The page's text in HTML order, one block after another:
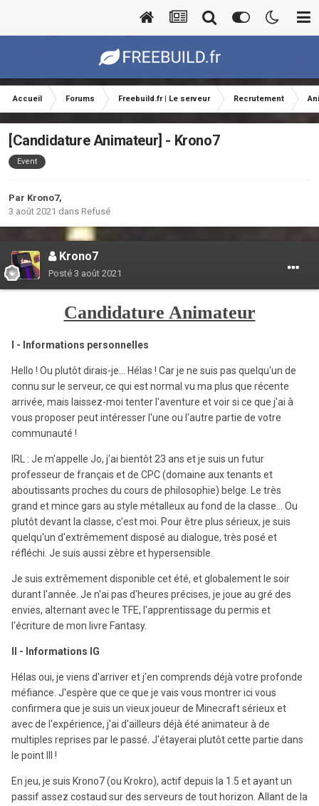
Accueil Forums Freebuild.fr | Le serveur Recrutement
[Candidature Animateur] - Krono7
Event
Par Krono7,
3 août 2021 dans Refusé
Krono7
Posté 3 août 2021
Candidature Animateur
I - Informations personnelles
Hello ! Ou plutôt dirais-je... Hélas ! Car je ne suis pas quelqu'un de
connu sur le serveur, ce qui est normal vu ma plus que récente
arrivée, mais laissez-moi tenter l'aventure et voir si ce que j'ai à
vous proposer peut intéresser l'une ou l'autre partie de votre
communauté !
IRL : Je m'appelle Jo, j'ai bientôt 23 ans et je suis un futur
professeur de français et de CPC (domaine aux tenants et
aboutissants proches du cours de philosophie) belge. Le très
grand et mince gars au style métalleux au fond de la classe... Ou
plutôt devant la classe, c'est moi. Pour être plus sérieux, je suis
quelqu'un d'extrêmement disposé au dialogue, très posé et
réfléchi. Je suis aussi zèbre et hypersensible.
Je suis extrêmement disponible cet été, et globalement le soir
durant l'année. Je n'ai pas d'heures précises, je joue au gré des
envies, alternant avec le TFE, l'apprentissage du permis et
l'écriture de mon livre Fantasy.
II - Informations IG
Hélas oui, je viens d'arriver et j'en comprends déjà votre profonde
méfiance. J'espère que ce que je vais vous montrer ici vous
confirmera que je suis un vieux joueur de Minecraft sérieux et
avec de l'expérience, j'ai d'ailleurs déjà été animateur à de
multiples reprises par le passé. J'étayerai plutôt cette partie dans
le point III !
En jeu, je suis Krono7 (ou Krokro), actif depuis la 1.5 et ayant un
passif assez costaud sur des serveurs de tout horizon. Allant de la